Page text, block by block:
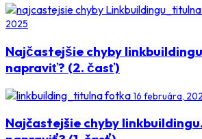
2025
Najčastejšie chyby
napraviť? (2. časť)
16 februára,
Najčastejšie chyby